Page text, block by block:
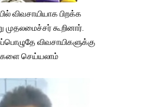
விவசாயியாக பிறக்க
கூறினார்.
விவசாயிகளுக்கு
செய்யலாம்